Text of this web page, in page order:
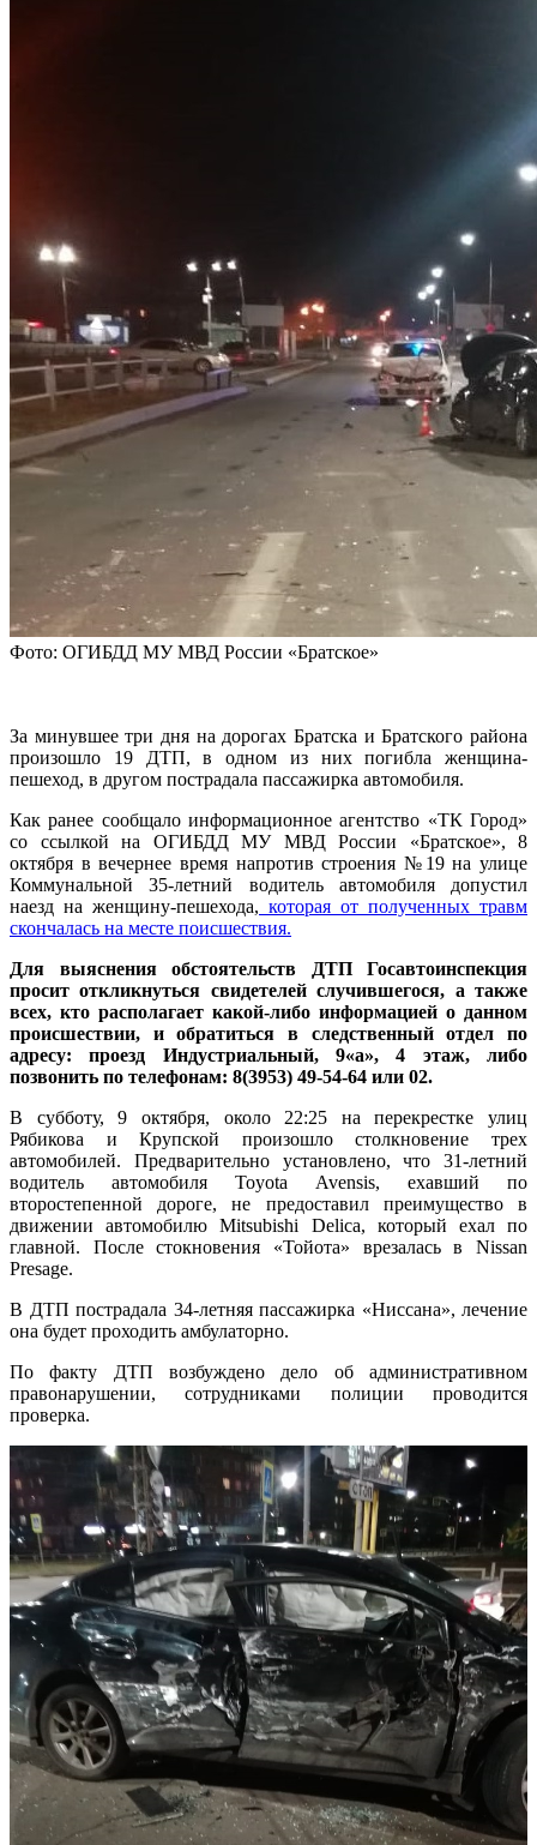
Фото: ОГИБДД МУ МВД России «Братское»
За минувшее три дня на дорогах Братска и Братского района
произошло 19 ДТП, в одном из них погибла женщина-
пешеход, в другом пострадала пассажирка автомобиля.
Как ранее сообщало информационное агентство «ТК Город»
со ссылкой на ОГИБДД МУ МВД России «Братское», 8
октября в вечернее время напротив строения №19 на улице
Коммунальной 35-летний водитель автомобиля допустил
наезд на женщину-пешехода, которая от полученных травм
скончалась на месте поисшествия.
Для выяснения обстоятельств ДТП Госавтоинспекция
просит откликнуться свидетелей случившегося, а также
всех, кто располагает какой-либо информацией о данном
происшествии, и обратиться в следственный отдел по
адресу: проезд Индустриальный, 9«а», 4 этаж, либо
позвонить по телефонам: 8(3953) 49-54-64 или 02.
В субботу, 9 октября, около 22:25 на перекрестке улиц
Рябикова и Крупской произошло столкновение трех
автомобилей. Предварительно установлено, что 31-летний
водитель автомобиля Toyota Avensis, ехавший по
второстепенной дороге, не предоставил преимущество в
движении автомобилю Mitsubishi Delica, который ехал по
главной. После стокновения «Тойота» врезалась в Nissan
Presage.
В ДТП пострадала 34-летняя пассажирка «Ниссана», лечение
она будет проходить амбулаторно.
По факту ДТП возбуждено дело об административном
правонарушении, сотрудниками полиции проводится
проверка.